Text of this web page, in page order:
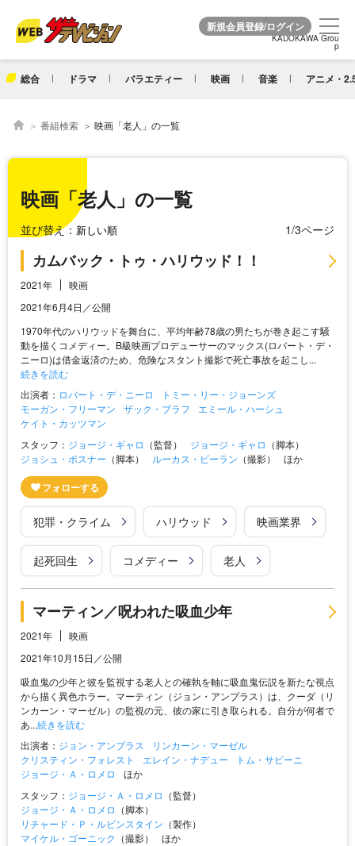
KADOKAWA Grou
p
総合 ドラマ バラエティー 映画 音楽 アニメ・
KADOKAWA Grou
p
番組検索 映画「老人」の一覧
映画「老人」の一覧
並び替え： 1/3ページ
カムバック・トゥ・ハリウッド！！
2021年
映画
2021年6月4日／公開
1970年代のハリウッドを舞台に、平均年齢78歳の男たちが巻き起こす騒
動を描くコメディー。B級映画プロデューサーのマックス(ロバート・デ・
ニーロ)は借金返済のため、危険なスタント撮影で死亡事故を起こし...
続きを読む
出演者： ロバート・デ・ニーロ
トミー・リー・ジョーンズ
モーガン・フリーマン
ザック・ブラフ
エミール・ハーシュ
ケイト・カッツマン
スタッフ： ジョージ・ギャロ （監督） ジョージ・ギャロ （脚本）
ジョシュ・ポスナー （脚本） ルーカス・ビーラン （撮影） ほか
犯罪・クライム ハリウッド 映画業界
起死回生 コメディー 老人
マーティン／呪われた吸血少年
2021年
映画
2021年10月15日／公開
吸血鬼の少年と彼を監視する老人との確執を軸に吸血鬼伝説を新たな視点
から描く異色ホラー。マーティン（ジョン・アンプラス）は、クーダ（リ
ンカーン・マーゼル）の監視の元、彼の家に引き取られる。自分が何者で
あ...続きを読む
出演者： ジョン・アンプラス
リンカーン・マーゼル
クリスティン・フォレスト
エレイン・ナデュー
トム・サビーニ
ジョージ・Ａ・ロメロ
ほか
スタッフ： ジョージ・Ａ・ロメロ （監督）
ジョージ・Ａ・ロメロ （脚本）
リチャード・Ｐ・ルビンスタイン （製作）
マイケル・ゴーニック （撮影） ほか